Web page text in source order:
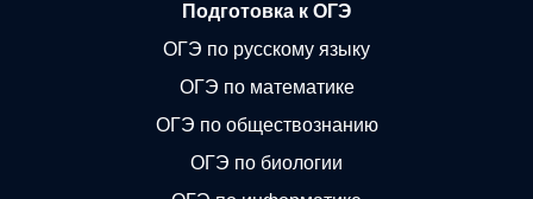
Подготовка к ОГЭ
ОГЭ по русскому языку
ОГЭ по математике
ОГЭ по обществознанию
ОГЭ по биологии